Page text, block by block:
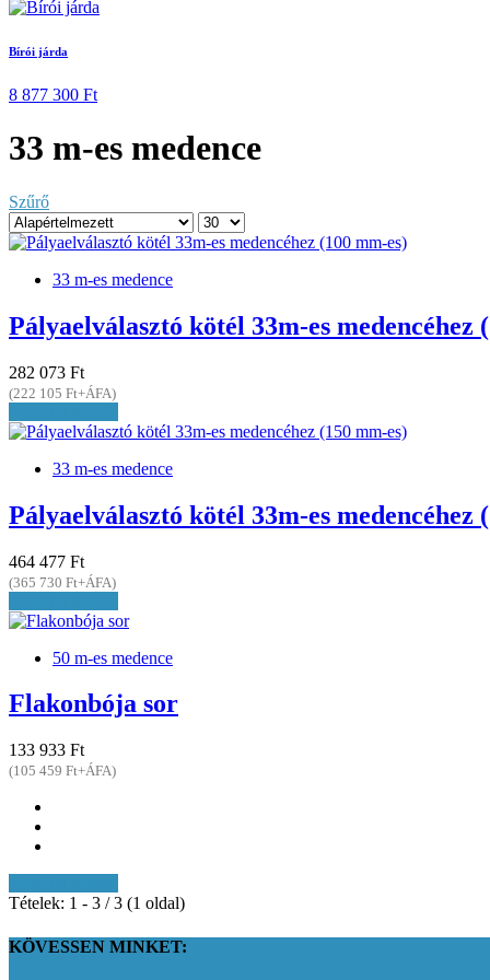
Bírói járda
8 877 300 Ft
33 m-es medence
Szűrő
33 m-es medence
Pályaelválasztó kötél 33m-es medencéhez
282 073 Ft
(222 105 Ft+ÁFA)
33 m-es medence
Pályaelválasztó kötél 33m-es medencéhez
464 477 Ft
(365 730 Ft+ÁFA)
50 m-es medence
Flakonbója sor
133 933 Ft
(105 459 Ft+ÁFA)
Tételek: 1 - 3 / 3 (1 oldal)
KÖVESSEN MINKET: